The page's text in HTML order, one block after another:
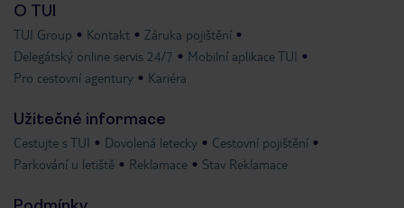
O TUI
TUI Group Kontakt
Záruka pojištění
Delegátský online servis 24/7
Mobilní aplikace TUI
Pro cestovní agentury
Kariéra
Užitečné informace
Cestujte s TUI Dovolená letecky
Cestovní pojištění
Parkování u letiště
Reklamace Stav Reklamace